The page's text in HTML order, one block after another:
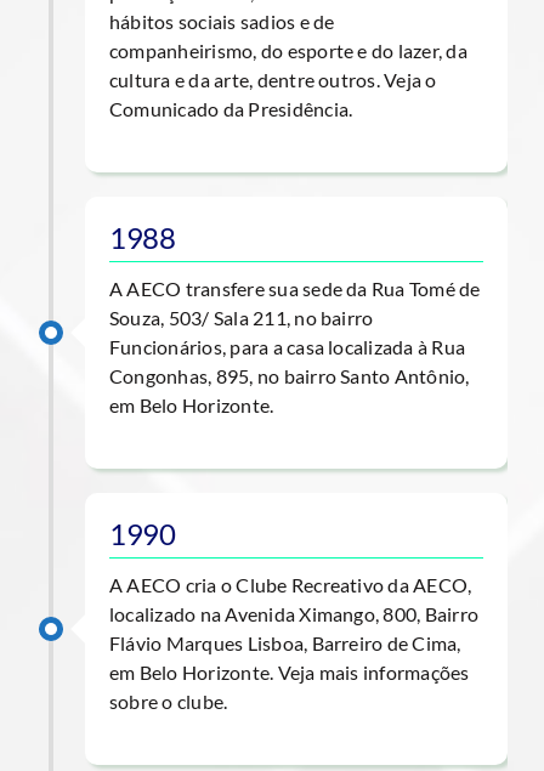
hábitos sociais sadios e de
companheirismo, do esporte e do lazer, da
cultura e da arte, dentre outros. Veja o
Comunicado da Presidência.
1988
A AECO transfere sua sede da Rua Tomé de
Souza, 503/ Sala 211, no bairro
Funcionários, para a casa localizada à Rua
Congonhas, 895, no bairro Santo Antônio,
em Belo Horizonte.
1990
A AECO cria o Clube Recreativo da AECO,
localizado na Avenida Ximango, 800, Bairro
Flávio Marques Lisboa, Barreiro de Cima,
em Belo Horizonte. Veja mais informações
sobre o clube.